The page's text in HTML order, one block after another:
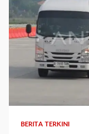
BERITA TERKINI